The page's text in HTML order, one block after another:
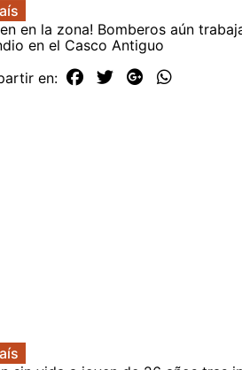
en la zona! Bomberos aún
en el Casco Antiguo
en: